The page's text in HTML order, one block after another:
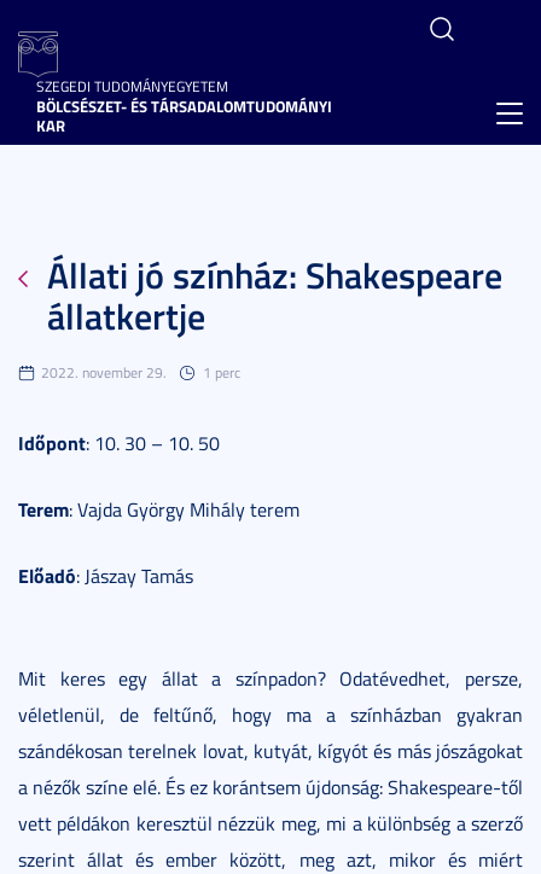
SZEGEDI TUDOMÁNYEGYETEM
BÖLCSÉSZET- ÉS TÁRSADALOMTUDOMÁNYI
KAR
Állati jó színház: Shakespeare
állatkertje
2022. november 29. 1 perc
Időpont: 10. 30 – 10. 50
Terem: Vajda György Mihály terem
Előadó: Jászay Tamás
Mit keres egy állat a színpadon? Odatévedhet, persze,
véletlenül, de feltűnő, hogy ma a színházban gyakran
szándékosan terelnek lovat, kutyát, kígyót és más jószágokat
a nézők színe elé. És ez korántsem újdonság: Shakespeare-től
vett példákon keresztül nézzük meg, mi a különbség a szerző
szerint állat és ember között, meg azt, mikor és miért